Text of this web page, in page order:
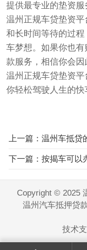
提供最专业的垫资服
温州正规车贷垫资
和长时间等待的过
车梦想。如果你也
款服务，相信你会因
温州正规车贷垫资
你轻松驾驶人生的快
上一篇：温州车抵贷
下一篇：按揭车可以
Copyright © 2025
温州汽车抵押贷
技术